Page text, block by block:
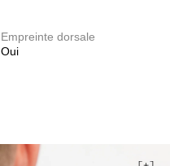
Empreinte dorsale
Oui